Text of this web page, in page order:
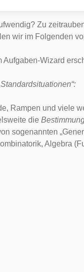
Zu
wir im Folgenden
Wizard
Rampen und viele
die
sogenannten
Algebra